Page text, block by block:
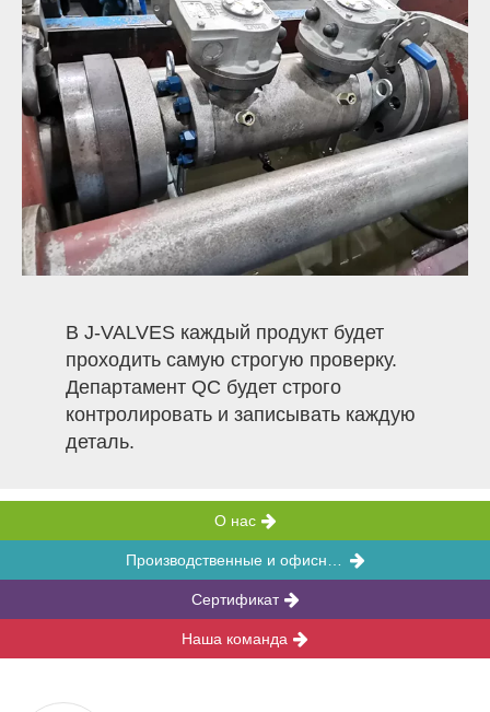
В J-VALVES каждый продукт будет
проходить самую строгую проверку.
Департамент QC будет строго
контролировать и записывать каждую
деталь.
О нас
Сертификат
Наша команда